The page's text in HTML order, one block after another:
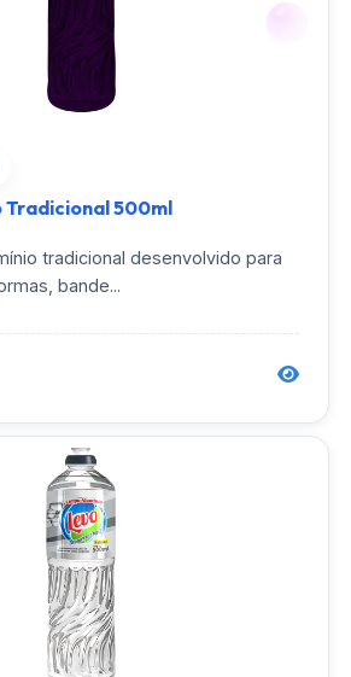
Tradicional 500ml
tradicional desenvolvido para
bande...